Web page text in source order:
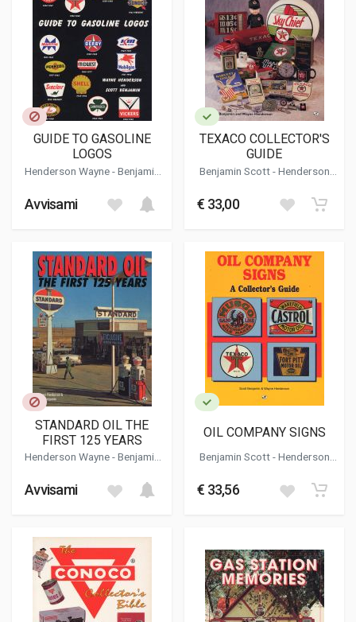
GUIDE TO GASOLINE
LOGOS
Henderson Wayne-Benjamin
Avvisami
TEXACO COLLECTOR'S
GUIDE
Benjamin Scott-Henderson
€ 33,00
STANDARD OIL THE
FIRST 125 YEARS
Henderson Wayne-Benjamin
Avvisami
OIL COMPANY SIGNS
Benjamin Scott-Henderson
€ 33,56